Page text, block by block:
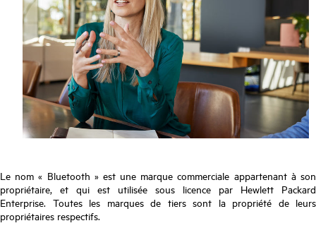
Le nom « Bluetooth » est une marque commerciale appartenant à son
propriétaire, et qui est utilisée sous licence par Hewlett Packard
Enterprise. Toutes les marques de tiers sont la propriété de leurs
propriétaires respectifs.